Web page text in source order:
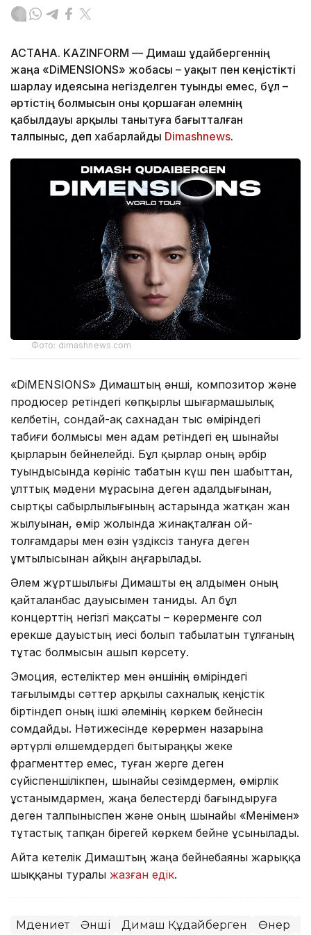
АСТАНА. KAZINFORM — Димаш Құдайбергеннің
жаңа «DiMENSIONS» жобасы – уақыт пен кеңістікті
шарлау идеясына негізделген туынды емес, бұл –
әртістің болмысын оны қоршаған әлемнің
қабылдауы арқылы танытуға бағытталған
талпыныс, деп хабарлайды Dimashnews.
Фото: dimashnews.com
«DiMENSIONS» Димаштың әнші, композитор және
продюсер ретіндегі көпқырлы шығармашылық
келбетін, сондай-ақ сахнадан тыс өміріндегі
табиғи болмысы мен адам ретіндегі ең шынайы
қырларын бейнелейді. Бұл қырлар оның әрбір
туындысында көрініс табатын күш пен шабыттан,
ұлттық мәдени мұрасына деген адалдығынан,
сыртқы сабырлылығының астарында жатқан жан
жылуынан, өмір жолында жинақталған ой-
толғамдары мен өзін үздіксіз тануға деген
ұмтылысынан айқын аңғарылады.
Әлем жұртшылығы Димашты ең алдымен оның
қайталанбас дауысымен таниды. Ал бұл
концерттің негізгі мақсаты – көрерменге сол
ерекше дауыстың иесі болып табылатын тұлғаның
тұтас болмысын ашып көрсету.
Эмоция, естеліктер мен әншінің өміріндегі
тағылымды сәттер арқылы сахналық кеңістік
біртіндеп оның ішкі әлемінің көркем бейнесін
сомдайды. Нәтижесінде көрермен назарына
әртүрлі өлшемдердегі бытыраңқы жеке
фрагменттер емес, туған жерге деген
сүйіспеншілікпен, шынайы сезімдермен, өмірлік
ұстанымдармен, жаңа белестерді бағындыруға
деген талпыныспен және оның шынайы «Менімен»
тұтастық тапқан бірегей көркем бейне ұсынылады.
Айта кетелік Димаштың жаңа бейнебаяны жарыққа
шыққаны туралы жазған едік.
Мәдениет Әнші Димаш Құдайберген Өнер